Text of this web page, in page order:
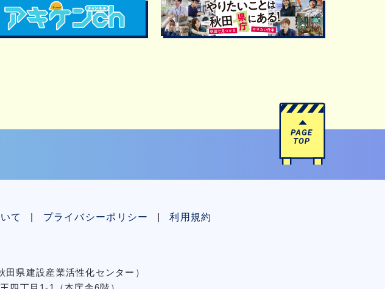
て プライバシーポリシー 利用規約
⽥県建設産業活性化センター）